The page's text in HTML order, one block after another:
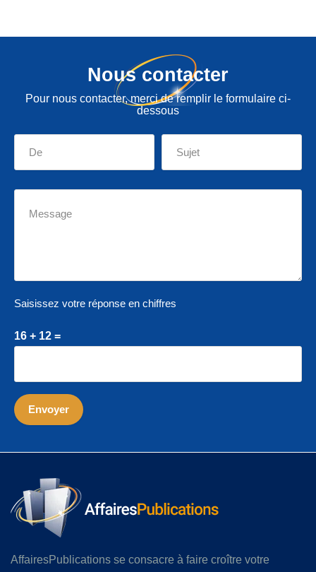
Nous contacter
Pour nous contacter, merci de remplir le formulaire ci-
dessous
Saisissez votre réponse en chiffres
16 + 12 =
AffairesPublications se consacre à faire croître votre